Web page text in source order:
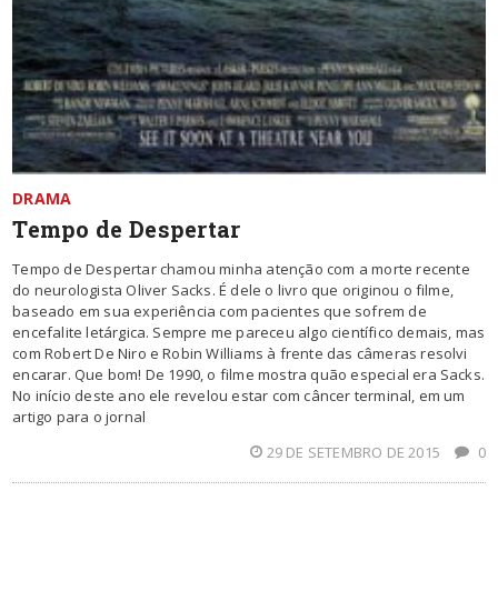
DRAMA
Tempo de Despertar
Tempo de Despertar chamou minha atenção com a morte recente
do neurologista Oliver Sacks. É dele o livro que originou o filme,
baseado em sua experiência com pacientes que sofrem de
encefalite letárgica. Sempre me pareceu algo científico demais, mas
com Robert De Niro e Robin Williams à frente das câmeras resolvi
encarar. Que bom! De 1990, o filme mostra quão especial era Sacks.
No início deste ano ele revelou estar com câncer terminal, em um
artigo para o jornal
29 DE SETEMBRO DE 2015
0